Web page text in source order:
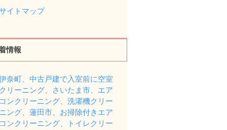
イトマップ
情報
奈町、中古戸建で入室前に空室
リーニング、さいたま市、エア
ンクリーニング、洗濯機クリー
ング、蓮田市、お掃除付きエア
ンクリーニング、トイレクリー